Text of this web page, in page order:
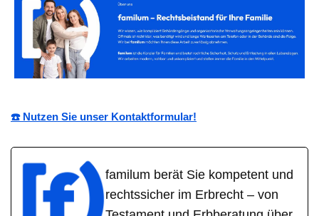
☎️ Nutzen Sie unser Kontaktformular!
familum berät Sie kompetent und
rechtssicher im Erbrecht – von